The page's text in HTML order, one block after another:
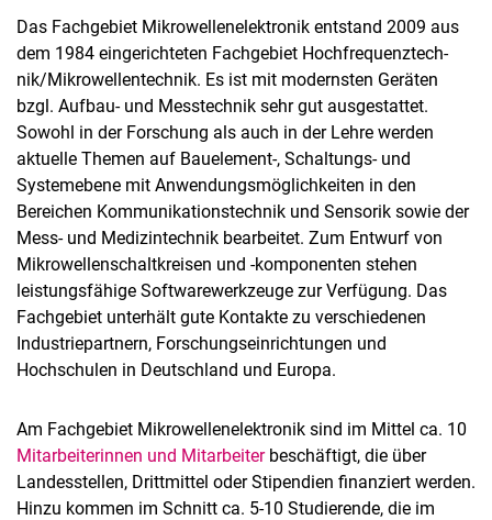
Das Fachgebiet Mikrowellenelektronik entstand 2009 aus
dem 1984 eingerichteten Fachgebiet Hoch­fre­quenz­tech­
nik/Mikrowellentechnik. Es ist mit modernsten Geräten
bzgl. Aufbau- und Messtechnik sehr gut ausge­stat­tet.
Sowohl in der Forschung als auch in der Lehre werden
aktuelle Themen auf Bauelement-, Schaltungs- und
Systemebene mit Anwendungsmöglichkeiten in den
Bereichen Kommunikationstechnik und Sensorik sowie der
Mess- und Medizintechnik bearbeitet. Zum Entwurf von
Mikrowellenschaltkreisen und -kom­po­nen­ten stehen
leistungs­fähige Softwarewerkzeuge zur Verfügung. Das
Fachgebiet unterhält gute Kontakte zu verschiedenen
Industriepartnern, Forschungseinrichtungen und
Hochschulen in Deutschland und Europa.
Am Fachgebiet Mikrowellenelektronik sind im Mittel ca. 10
Mitarbeiterinnen und Mitarbeiterbeschäftigt, die über
Landesstellen, Drittmittel oder Stipendien finanziert werden.
Hinzu kommen im Schnitt ca. 5-10 Stu­die­ren­de, die im